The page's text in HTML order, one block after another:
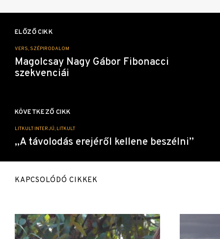
navigáció
ELŐZŐ CIKK
VERS, SZÉPIRODALOM
Magolcsay Nagy Gábor Fibonacci
szekvenciái
KÖVETKEZŐ CIKK
LITKULT INTERJÚ, LITKULT
„A távolodás erejéről kellene beszélni”
KAPCSOLÓDÓ CIKKEK